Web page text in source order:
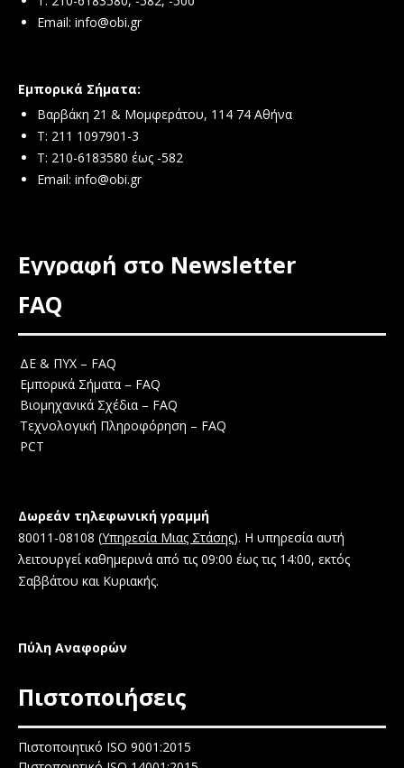
Email: info@obi.gr
Εμπορικά Σήματα:
Βαρβάκη 21 & Μομφεράτου, 114 74 Αθήνα
Τ: 211 1097901-3
T: 210-6183580 έως -582
Email: info@obi.gr
Εγγραφή στο Newsletter
FAQ
ΔΕ & ΠΥΧ – FAQ
Εμπορικά Σήματα – FAQ
Βιομηχανικά Σχέδια – FAQ
Τεχνολογική Πληροφόρηση – FAQ
PCT
Δωρεάν τηλεφωνική γραμμή
80011-08108 (Υπηρεσία Μιας Στάσης). Η υπηρεσία αυτή
λειτουργεί καθημερινά από τις 09:00 έως τις 14:00, εκτός
Σαββάτου και Κυριακής.
Πύλη Αναφορών
Πιστοποιήσεις
Πιστοποιητικό ISO 9001:2015